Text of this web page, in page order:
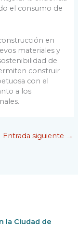
el consumo de
en
materiales y
de
construir
con el
a los
Entrada siguiente →
la Ciudad de